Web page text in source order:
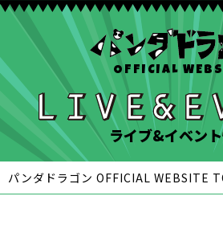
OFFICIAL
NEWS
SCHEDULE
GOODS
FAQ
YOUTUBE
CHANNEL
OFFICIAL
TWITTER
OFFICIAL
TIKTOK
ライブ&イベン
パンダドラゴン OFFICIAL WEBSITE